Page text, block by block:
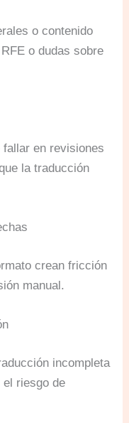
o contenido
o dudas sobre
fallar en revisiones
la traducción
crean fricción
manual.
incompleta
riesgo de